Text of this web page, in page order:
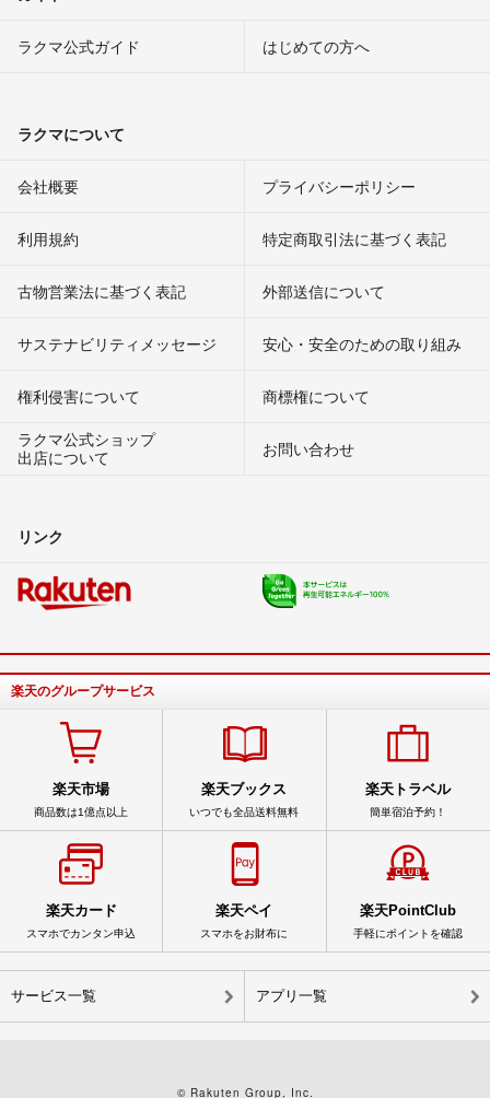
ラクマ公式ガイド はじめての方へ
ラクマについて
会社概要 プライバシーポリシー
利用規約 特定商取引法に基づく表記
古物営業法に基づく表記 外部送信について
サステナビリティメッセージ 安心・安全のための取り組み
権利侵害について
商標権について
ラクマ公式ショップ
出店について
お問い合わせ
リンク
楽天のグループサービス
楽天市場
商品数は1億点以上
楽天ブックス
いつでも全品送料無料
楽天トラベル
簡単宿泊予約！
楽天カード
スマホでカンタン申込
楽天ペイ
スマホをお財布に
楽天PointClub
手軽にポイントを確認
サービス一覧 アプリ一覧
© Rakuten Group, Inc.